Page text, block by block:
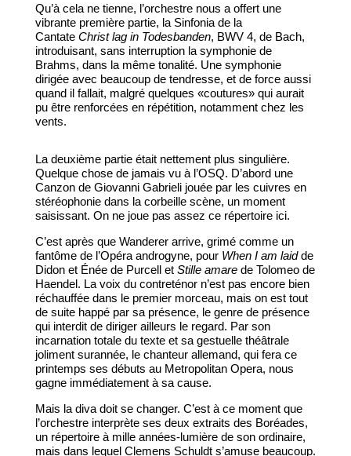
Qu’à cela ne tienne, l’orchestre nous a offert une
vibrante première partie, la Sinfonia de la
Cantate Christ lag in Todesbanden, BWV 4, de Bach,
introduisant, sans interruption la symphonie de
Brahms, dans la même tonalité. Une symphonie
dirigée avec beaucoup de tendresse, et de force aussi
quand il fallait, malgré quelques «coutures» qui aurait
pu être renforcées en répétition, notamment chez les
vents.
La deuxième partie était nettement plus singulière.
Quelque chose de jamais vu à l’OSQ. D’abord une
Canzon de Giovanni Gabrieli jouée par les cuivres en
stéréophonie dans la corbeille scène, un moment
saisissant. On ne joue pas assez ce répertoire ici.
C’est après que Wanderer arrive, grimé comme un
fantôme de l’Opéra androgyne, pour When I am laid de
Didon et Énée de Purcell et Stille amare de Tolomeo de
Haendel. La voix du contreténor n’est pas encore bien
réchauffée dans le premier morceau, mais on est tout
de suite happé par sa présence, le genre de présence
qui interdit de diriger ailleurs le regard. Par son
incarnation totale du texte et sa gestuelle théâtrale
joliment surannée, le chanteur allemand, qui fera ce
printemps ses débuts au Metropolitan Opera, nous
gagne immédiatement à sa cause.
Mais la diva doit se changer. C’est à ce moment que
l’orchestre interprète ses deux extraits des Boréades,
un répertoire à mille années-lumière de son ordinaire,
mais dans lequel Clemens Schuldt s’amuse beaucoup.